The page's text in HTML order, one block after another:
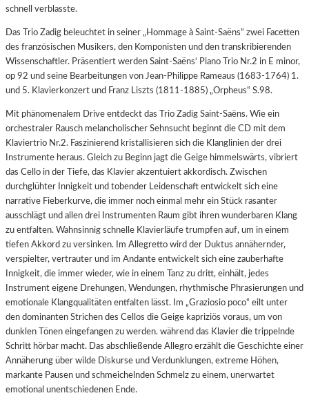
schnell verblasste.
Das Trio Zadig beleuchtet in seiner „Hommage à Saint-Saëns“ zwei Facetten
des französischen Musikers, den Komponisten und den transkribierenden
Wissenschaftler. Präsentiert werden Saint-Saëns‘ Piano Trio Nr.2 in E minor,
op 92 und seine Bearbeitungen von Jean-Philippe Rameaus (1683-1764) 1.
und 5. Klavierkonzert und Franz Liszts (1811-1885) „Orpheus“ S.98.
Mit phänomenalem Drive entdeckt das Trio Zadig Saint-Saëns. Wie ein
orchestraler Rausch melancholischer Sehnsucht beginnt die CD mit dem
Klaviertrio Nr.2. Faszinierend kristallisieren sich die Klanglinien der drei
Instrumente heraus. Gleich zu Beginn jagt die Geige himmelswärts, vibriert
das Cello in der Tiefe, das Klavier akzentuiert akkordisch. Zwischen
durchglühter Innigkeit und tobender Leidenschaft entwickelt sich eine
narrative Fieberkurve, die immer noch einmal mehr ein Stück rasanter
ausschlägt und allen drei Instrumenten Raum gibt ihren wunderbaren Klang
zu entfalten. Wahnsinnig schnelle Klavierläufe trumpfen auf, um in einem
tiefen Akkord zu versinken. Im Allegretto wird der Duktus annähernder,
verspielter, vertrauter und im Andante entwickelt sich eine zauberhafte
Innigkeit, die immer wieder, wie in einem Tanz zu dritt, einhält, jedes
Instrument eigene Drehungen, Wendungen, rhythmische Phrasierungen und
emotionale Klangqualitäten entfalten lässt. Im „Graziosio poco“ eilt unter
den dominanten Strichen des Cellos die Geige kapriziös voraus, um von
dunklen Tönen eingefangen zu werden. während das Klavier die trippelnde
Schritt hörbar macht. Das abschließende Allegro erzählt die Geschichte einer
Annäherung über wilde Diskurse und Verdunklungen, extreme Höhen,
markante Pausen und schmeichelnden Schmelz zu einem, unerwartet
emotional unentschiedenen Ende.